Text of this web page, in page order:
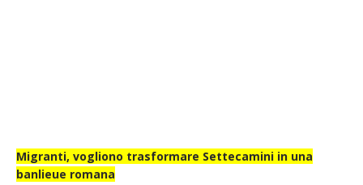
Migranti, vogliono trasformare Settecamini in una
banlieue romana